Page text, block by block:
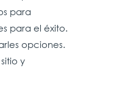
para
para el éxito.
opciones.
y